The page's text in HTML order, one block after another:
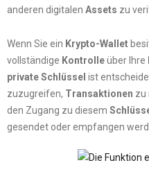
anderen digitalen Assets zu
Wenn Sie ein Krypto-Wallet
vollständige Kontrolleüber Ihre
private Schlüssel ist
zuzugreifen, Transaktionen zu
den Zugang zu diesem
gesendet oder empfangen